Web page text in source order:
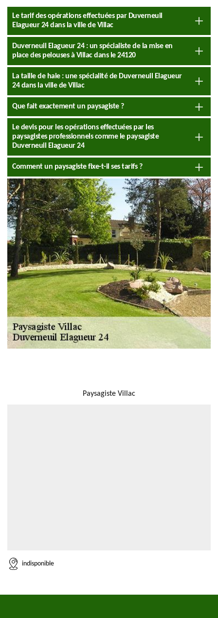
Le tarif des opérations effectuées par Duverneuil
Elagueur 24 dans la ville de Villac
Duverneuil Elagueur 24 : un spécialiste de la mise en
place des pelouses à Villac dans le 24120
La taille de haie : une spécialité de Duverneuil Elagueur
24 dans la ville de Villac
Que fait exactement un paysagiste ?
Le devis pour les opérations effectuées par les
paysagistes professionnels comme le paysagiste
Duverneuil Elagueur 24
Comment un paysagiste fixe-t-il ses tarifs ?
Paysagiste Villac
indisponible